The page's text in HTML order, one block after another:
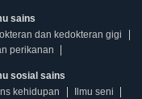
sains
dan kedokteran gigi
perikanan
sosial sains
kehidupan
Ilmu seni